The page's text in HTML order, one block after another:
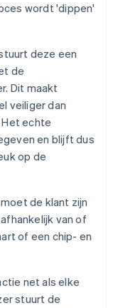
wordt 'dippen'
deze een
de
Dit maakt
veiliger dan
echte
en blijft dus
op de
de klant zijn
van of
of een chip- en
net als elke
stuurt de